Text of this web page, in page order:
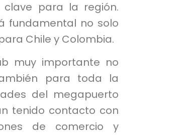
para la región.
fundamental no solo
Chile y Colombia.
muy importante no
para toda la
del megapuerto
tenido contacto con
de comercio y